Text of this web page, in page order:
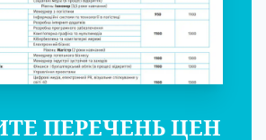
ПЕРЕЧЕНЬ ЦЕН